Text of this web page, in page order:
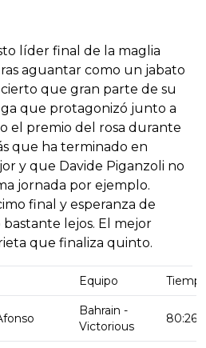
líder final de la maglia
aguantar como un jabato
que gran parte de su
que protagonizó junto a
el premio del rosa durante
que ha terminado en
y que Davide Piganzoli no
jornada por ejemplo.
final y esperanza de
lejos. El mejor
que finaliza quinto.
Equipo
Bahrain -
Victorious